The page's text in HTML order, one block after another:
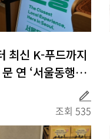
최신 K-푸드까지
연 ‘서울동행상
취
재
조회 535